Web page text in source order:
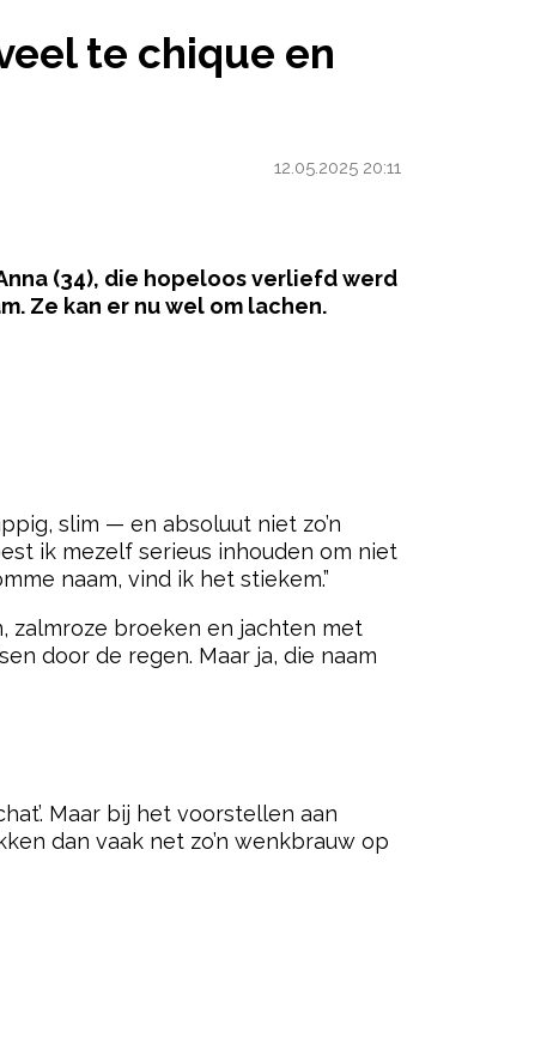
te chique en
12.05.2025 20:11
(34), die hopeloos verliefd werd
Ze kan er nu wel om lachen.
slim — en absoluut niet zo’n
ik mezelf serieus inhouden om niet
naam, vind ik het stiekem.”
zalmroze broeken en jachten met
door de regen. Maar ja, die naam
Maar bij het voorstellen aan
dan vaak net zo’n wenkbrauw op